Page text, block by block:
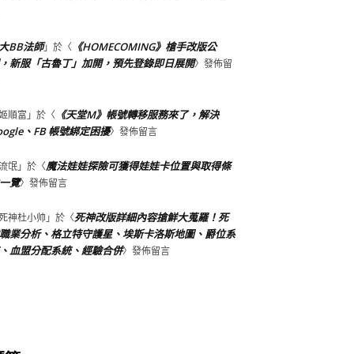
BB法師」於〈 《HOMECOMING》槍手改版公
新服「古魯丁」加開，預先登錄即日展開〉發佈留
順富 」於〈 《天堂M》帳號轉移服務來了，解決
、FB 帳號綁定困擾〉發佈留言
氓」於〈魔法娃娃探險可獲得娃娃卡位置與取得條
覽〉發佈留言
神杜小帅 」於〈死神改版詳細內容搶鮮大蒐羅！死
業分析、格立特守護星、埃斯卡洛斯地圖、爵位系
血盟分配系統、經驗合併〉發佈留言